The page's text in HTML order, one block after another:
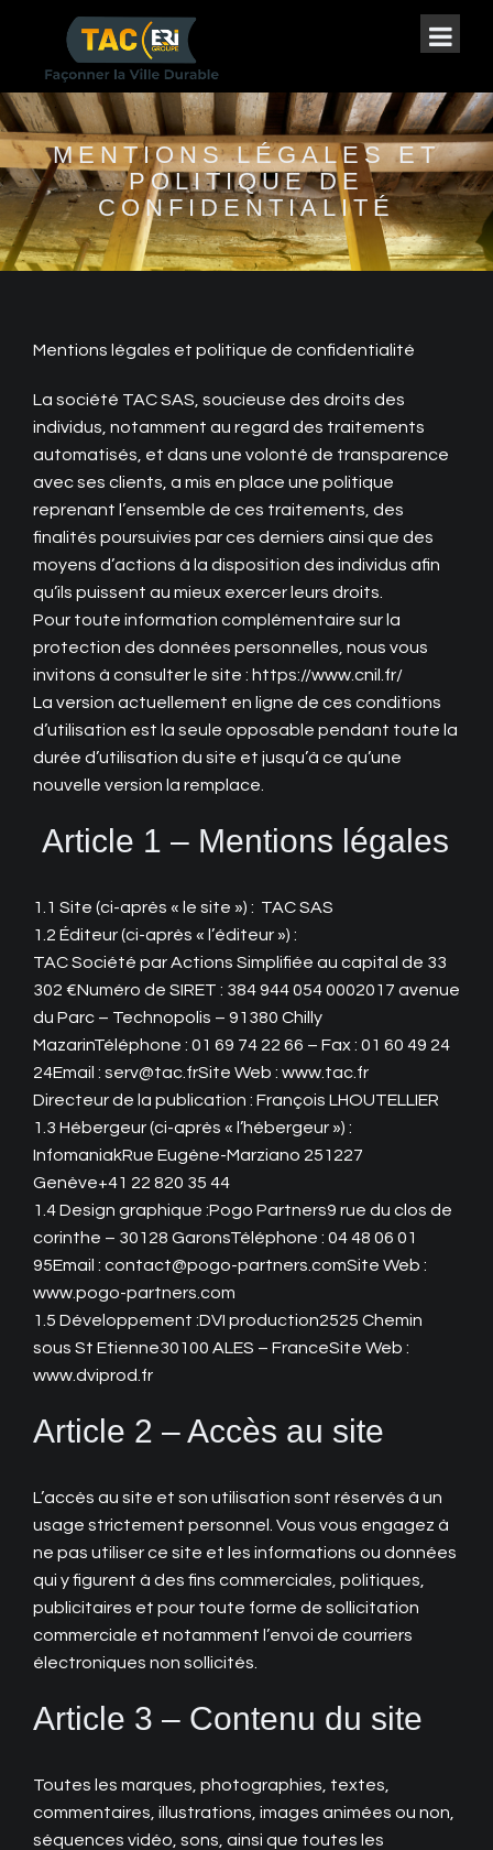
MENTIONS LÉGALES ET
POLITIQUE DE
CONFIDENTIALITÉ
Mentions légales et politique de confidentialité
La société TAC SAS, soucieuse des droits des
individus, notamment au regard des traitements
automatisés, et dans une volonté de transparence
avec ses clients, a mis en place une politique
reprenant l’ensemble de ces traitements, des
finalités poursuivies par ces derniers ainsi que des
moyens d’actions à la disposition des individus afin
qu’ils puissent au mieux exercer leurs droits.
Pour toute information complémentaire sur la
protection des données personnelles, nous vous
invitons à consulter le site : https://www.cnil.fr/
La version actuellement en ligne de ces conditions
d’utilisation est la seule opposable pendant toute la
durée d’utilisation du site et jusqu’à ce qu’une
nouvelle version la remplace.
Article 1 – Mentions légales
1.1 Site (ci-après « le site ») : TAC SAS
1.2 Éditeur (ci-après « l’éditeur ») :
TAC Société par Actions Simplifiée au capital de 33
302 €Numéro de SIRET : 384 944 054 0002017 avenue
du Parc – Technopolis – 91380 Chilly
MazarinTéléphone : 01 69 74 22 66 – Fax : 01 60 49 24
24Email : serv@tac.frSite Web : www.tac.fr
Directeur de la publication : François LHOUTELLIER
1.3 Hébergeur (ci-après « l’hébergeur ») :
InfomaniakRue Eugène-Marziano 251227
Genève+41 22 820 35 44
1.4 Design graphique :Pogo Partners9 rue du clos de
corinthe – 30128 GaronsTéléphone : 04 48 06 01
95Email : contact@pogo-partners.comSite Web :
www.pogo-partners.com
1.5 Développement :DVI production2525 Chemin
sous St Etienne30100 ALES – FranceSite Web :
www.dviprod.fr
Article 2 – Accès au site
L’accès au site et son utilisation sont réservés à un
usage strictement personnel. Vous vous engagez à
ne pas utiliser ce site et les informations ou données
qui y figurent à des fins commerciales, politiques,
publicitaires et pour toute forme de sollicitation
commerciale et notamment l’envoi de courriers
électroniques non sollicités.
Article 3 – Contenu du site
Toutes les marques, photographies, textes,
commentaires, illustrations, images animées ou non,
séquences vidéo, sons, ainsi que toutes les